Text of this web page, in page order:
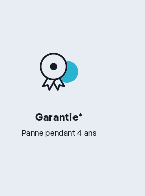
Garantie*
Panne pendant 4 ans